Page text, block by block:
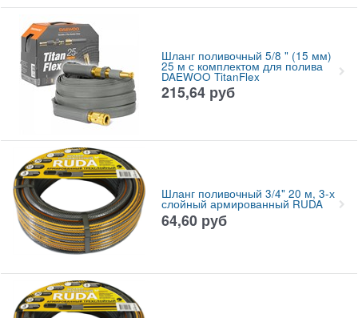
Шланг поливочный 5/8 " (15 мм)
25 м с комплектом для полива
DAEWOO TitanFlex
215,64 руб
Шланг поливочный 3/4" 20 м, 3-х
слойный армированный RUDA
64,60 руб